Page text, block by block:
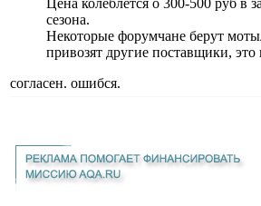
сезона.
Некоторые форумчане берут
привозят другие поставщики,
согласен. ошибся.